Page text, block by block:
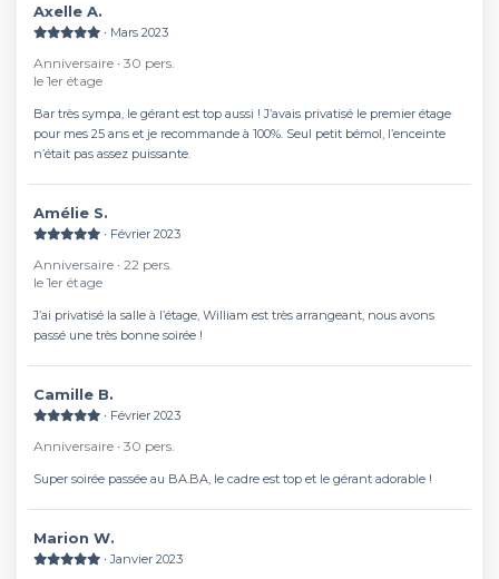
Pierre-Marie Poirier
Axelle A.
∙ Mars 2023
Anniversaire ∙ 30 pers.
le 1er étage
Bar très sympa, le gérant est top aussi ! J’avais privatisé le premier étage
pour mes 25 ans et je recommande à 100%. Seul petit bémol, l’enceinte
n’était pas assez puissante.
Amélie S.
∙ Février 2023
Anniversaire ∙ 22 pers.
le 1er étage
J’ai privatisé la salle à l’étage, William est très arrangeant, nous avons
passé une très bonne soirée !
Camille B.
∙ Février 2023
Anniversaire ∙ 30 pers.
Super soirée passée au BA.BA, le cadre est top et le gérant adorable !
Marion W.
∙ Janvier 2023